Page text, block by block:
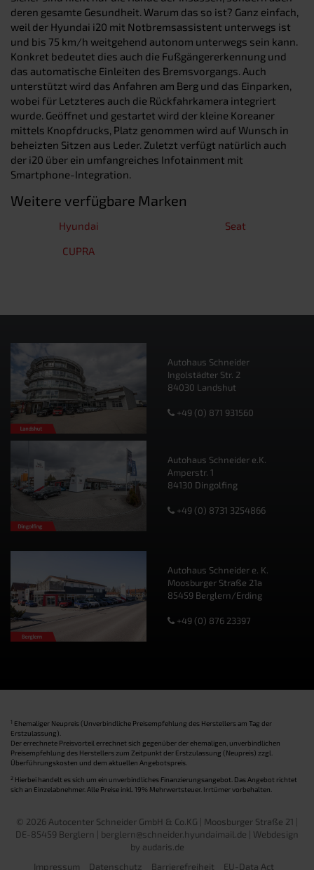
deren gesamte Gesundheit. Warum das so ist? Ganz einfach,
weil der Hyundai i20 mit Notbremsassistent unterwegs ist
und bis 75 km/h weitgehend autonom unterwegs sein kann.
Konkret bedeutet dies auch die Fußgängererkennung und
das automatische Einleiten des Bremsvorgangs. Auch
unterstützt wird das Anfahren am Berg und das Einparken,
wobei für Letzteres auch die Rückfahrkamera integriert
wurde. Geöffnet und gestartet wird der kleine Koreaner
mittels Knopfdrucks, Platz genommen wird auf Wunsch in
beheizten Sitzen aus Leder. Zuletzt verfügt natürlich auch
der i20 über ein umfangreiches Infotainment mit
Smartphone-Integration.
Weitere verfügbare Marken
Hyundai
Seat
CUPRA
Autohaus Schneider
Ingolstädter Str. 2
84030 Landshut
+49 (0) 871 931560
Autohaus Schneider e.K.
Amperstr. 1
84130 Dingolfing
+49 (0) 8731 3254866
Autohaus Schneider e. K.
Moosburger Straße 21a
85459 Berglern/Erding
+49 (0) 876 23397
1 Ehemaliger Neupreis (Unverbindliche Preisempfehlung des Herstellers am Tag der
Erstzulassung).
Der errechnete Preisvorteil errechnet sich gegenüber der ehemaligen, unverbindlichen
Preisempfehlung des Herstellers zum Zeitpunkt der Erstzulassung (Neupreis) zzgl.
Überführungskosten und dem aktuellen Angebotspreis.
2 Hierbei handelt es sich um ein unverbindliches Finanzierungsangebot. Das Angebot richtet
sich an Einzelabnehmer. Alle Preise inkl. 19% Mehrwertsteuer. Irrtümer vorbehalten.
© 2026 Autocenter Schneider GmbH & Co.KG | Moosburger Straße 21 |
DE-85459 Berglern | berglern@schneider.hyundaimail.de | Webdesign
by audaris.de
Impressum
Datenschutz Barrierefreiheit EU-Data Act